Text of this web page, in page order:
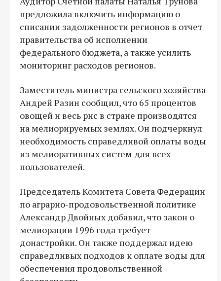
предложила включить информацию о
списании задолженности регионов в отчет
правительства об исполнении
федерального бюджета, а также усилить
мониторинг расходов регионов.
Заместитель министра сельского хозяйства
Андрей Разин сообщил, что 65 процентов
овощей и весь рис в стране производятся
на мелиорируемых землях. Он подчеркнул
необходимость справедливой оплаты воды
из мелиоративных систем для всех
пользователей.
Председатель Комитета Совета Федерации
по аграрно-продовольственной политике
Александр Двойных добавил, что закон о
мелиорации 1996 года требует
донастройки. Он также поддержал идею
справедливых подходов к оплате воды для
обеспечения продовольственной